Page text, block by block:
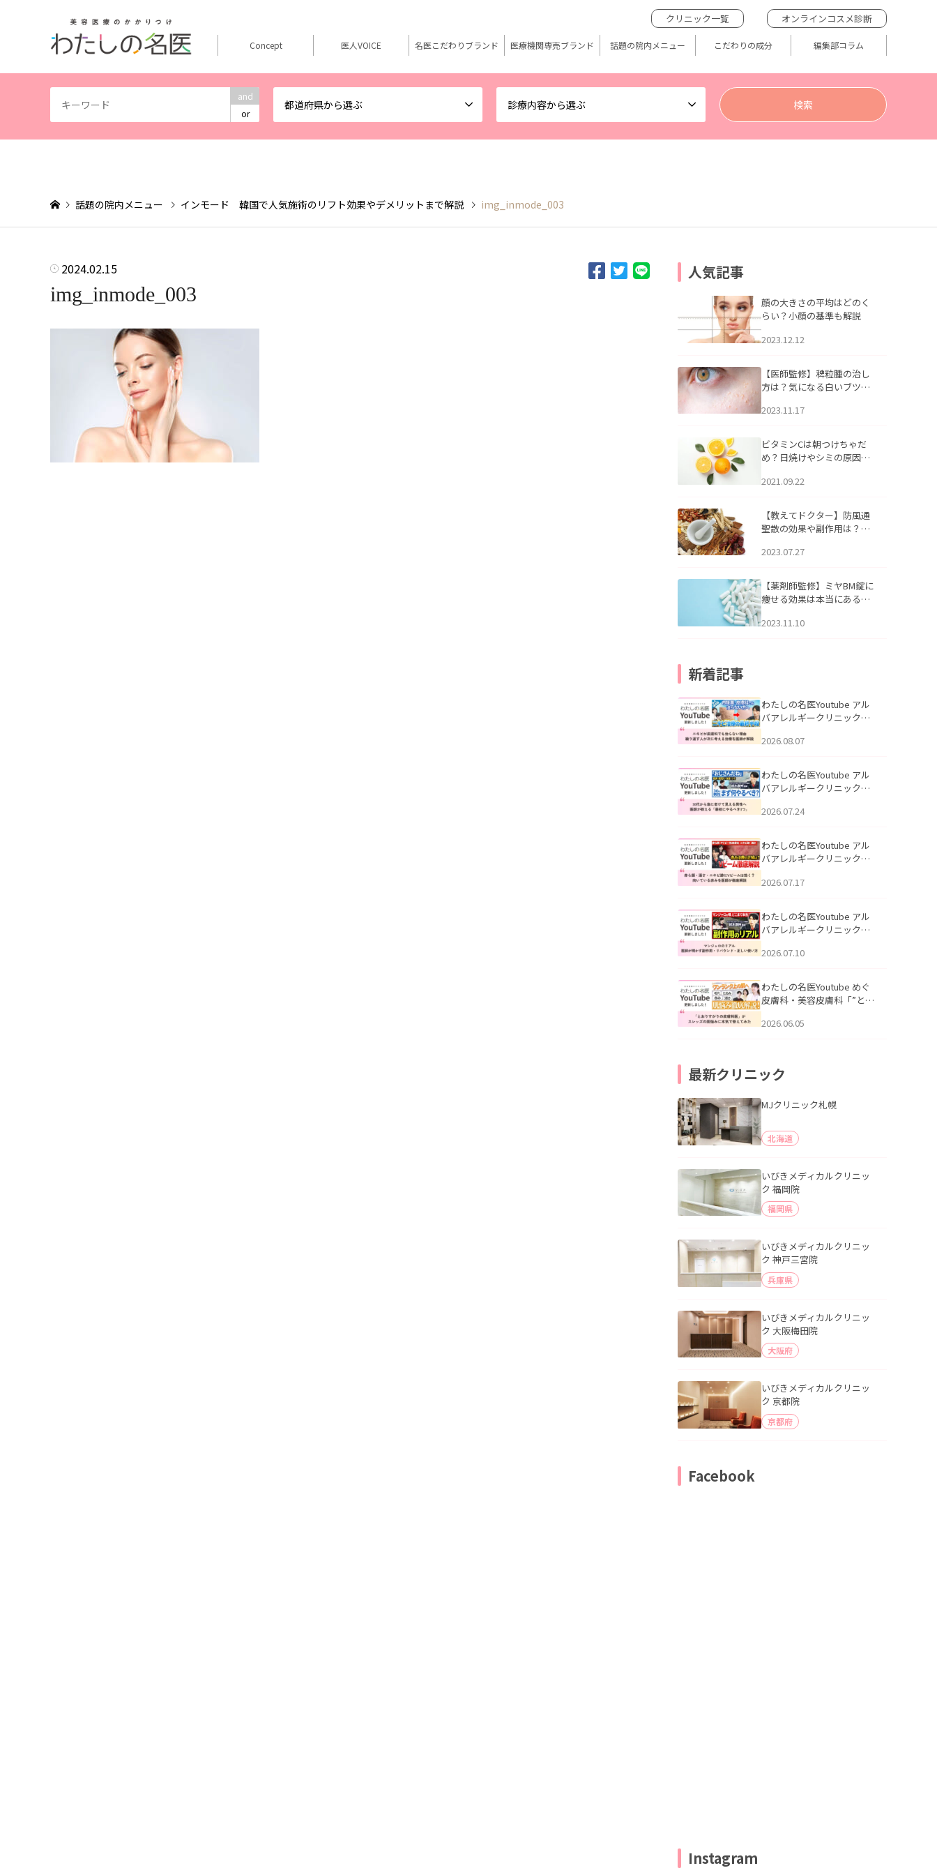
and
or
都道府県から選ぶ 診療内容から選ぶ
クリニック一覧 オンラインコスメ診断
Concept 医人VOICE 名医こだわりブランド 医療機関専売ブランド 話題の院内メニュー こだわりの成分 編集部コラム
話題の院内メニュー インモード 韓国で人気施術のリフト効果やデメリットまで解説 img_inmode_003
2024.02.15
img_inmode_003
人気記事
顔の大きさの平均はどのく
らい？小顔の基準も解説
2023.12.12
【医師監修】稗粒腫の治し
方は？気になる白いブツブ
アについて
2023.11.17
ビタミンCは朝つけちゃだ
め？日焼けやシミの原因に
2021.09.22
【教えてドクター】防風通
聖散の効果や副作用は？長
2023.07.27
【薬剤師監修】ミヤBM錠に
痩せる効果は本当にある
2023.11.10
新着記事
わたしの名医Youtube アル
バアレルギークリニック札
らない理由｜繰り返す人が
説」を公開いたしました。
2026.08.07
わたしの名医Youtube アル
バアレルギークリニック札
える男性へ｜医師が教える
公開いたしました。
2026.07.24
わたしの名医Youtube アル
バアレルギークリニック札
跡にVビームは効く？向いて
説」を公開いたしました。
2026.07.17
わたしの名医Youtube アル
バアレルギークリニック札
医師が明かす副作用・リバ
公開いたしました。
2026.07.10
わたしの名医Youtube めぐ
皮膚科・美容皮膚科「”とお
ッズの肌悩みに本気で答え
2026.06.05
最新クリニック
MJクリニック札幌
北海道
いびきメディカルクリニッ
ク 福岡院
福岡県
いびきメディカルクリニッ
ク 神戸三宮院
兵庫県
いびきメディカルクリニッ
ク 大阪梅田院
大阪府
いびきメディカルクリニッ
ク 京都院
京都府
Facebook
Instagram